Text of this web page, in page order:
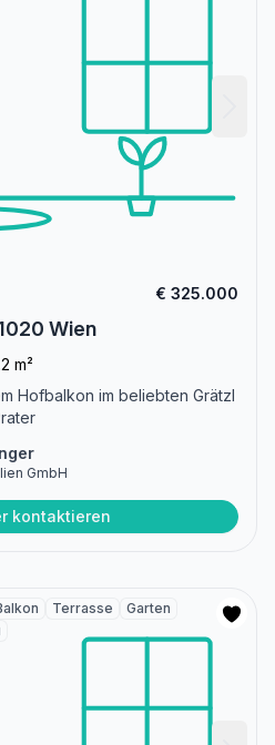
€ 325.000
Wien
m²
Hofbalkon im beliebten Grätzl
GmbH
kontaktieren
Terrasse
Garten